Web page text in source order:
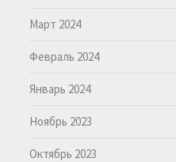
Март 2024
Февраль 2024
Январь 2024
Ноябрь 2023
Октябрь 2023